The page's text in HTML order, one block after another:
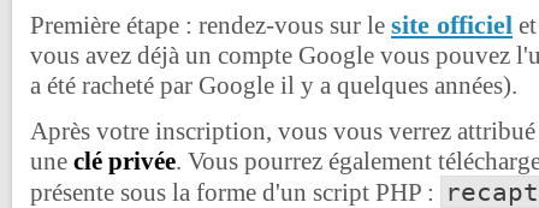
Première étape : rendez-vous sur le site officiel
vous avez déjà un compte Google vous pouvez
a été racheté par Google il y a quelques années).
Après votre inscription, vous vous verrez
une clé privée. Vous pourrez également
présente sous la forme d'un script PHP :